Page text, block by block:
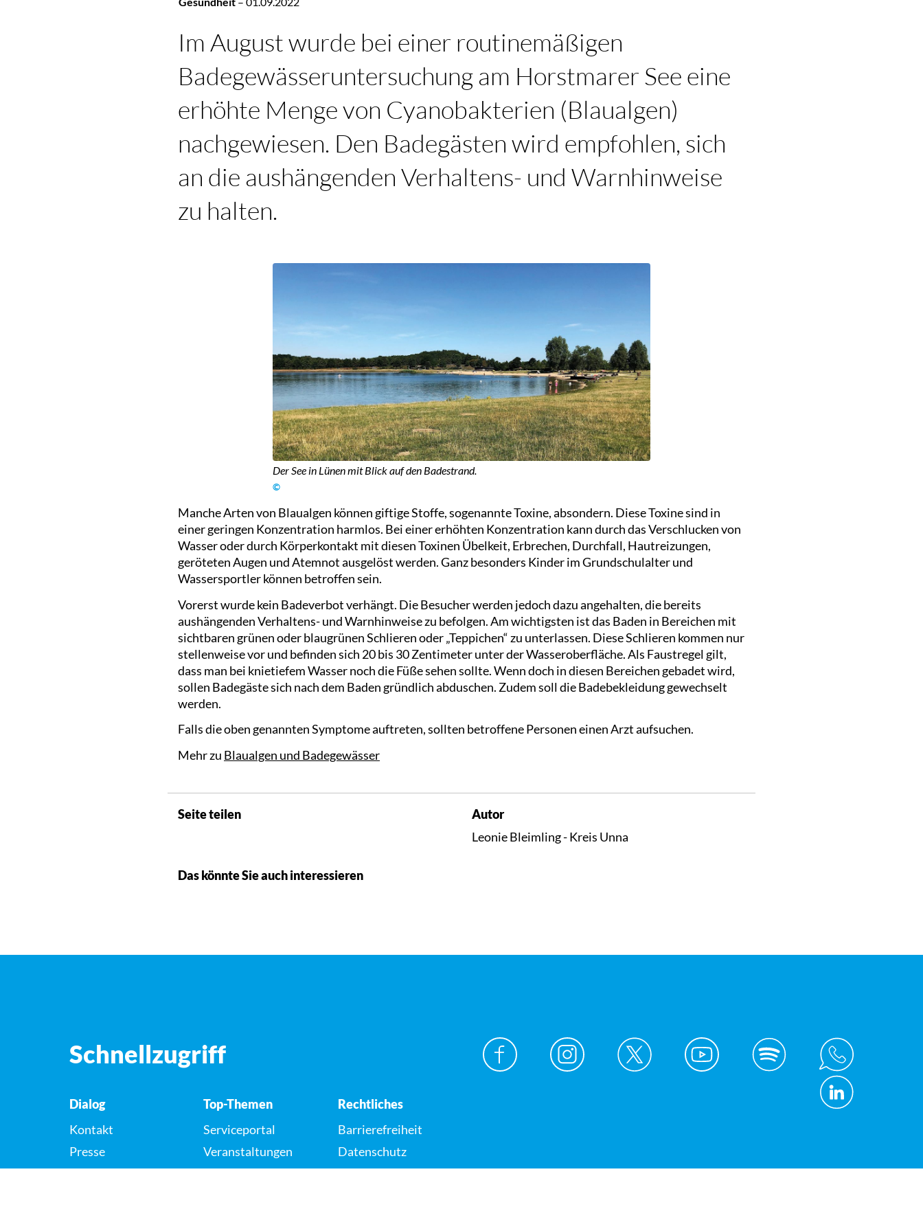
Im August wurde bei einer routinemäßigen
Badegewässeruntersuchung am Horstmarer See eine
erhöhte Menge von Cyanobakterien (Blaualgen)
nachgewiesen. Den Badegästen wird empfohlen, sich
an die aushängenden Verhaltens- und Warnhinweise
zu halten.
Der See in Lünen mit Blick auf den Badestrand.
©
Manche Arten von Blaualgen können giftige Stoffe, sogenannte Toxine, absondern. Diese Toxine sind in
einer geringen Konzentration harmlos. Bei einer erhöhten Konzentration kann durch das Verschlucken von
Wasser oder durch Körperkontakt mit diesen Toxinen Übelkeit, Erbrechen, Durchfall, Hautreizungen,
geröteten Augen und Atemnot ausgelöst werden. Ganz besonders Kinder im Grundschulalter und
Wassersportler können betroffen sein.
Vorerst wurde kein Badeverbot verhängt. Die Besucher werden jedoch dazu angehalten, die bereits
aushängenden Verhaltens- und Warnhinweise zu befolgen. Am wichtigsten ist das Baden in Bereichen mit
sichtbaren grünen oder blaugrünen Schlieren oder „Teppichen“ zu unterlassen. Diese Schlieren kommen nur
stellenweise vor und befinden sich 20 bis 30 Zentimeter unter der Wasseroberfläche. Als Faustregel gilt,
dass man bei knietiefem Wasser noch die Füße sehen sollte. Wenn doch in diesen Bereichen gebadet wird,
sollen Badegäste sich nach dem Baden gründlich abduschen. Zudem soll die Badebekleidung gewechselt
werden.
Falls die oben genannten Symptome auftreten, sollten betroffene Personen einen Arzt aufsuchen.
Mehr zu Blaualgen und Badegewässer
Seite teilen
Autor
Leonie Bleimling - Kreis Unna
Das könnte Sie auch interessieren
Schnellzugriff
Dialog
Kontakt
Presse
Top-Themen
Serviceportal
Veranstaltungen
Karriere
Rechtliches
Barrierefreiheit
Datenschutz
Impressum